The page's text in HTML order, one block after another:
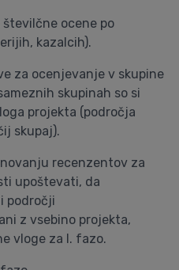
ocene po
kazalcih).
za ocenjevanje v skupine
skupinah so si
projekta (področja
skupaj).
recenzentov za
upoštevati, da
področji
z vsebino projekta,
vloge za I. fazo.